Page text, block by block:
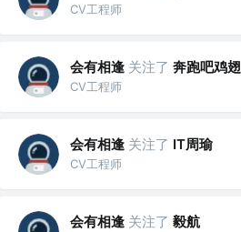
CV工程师
会有相逢 关注了 奔跑吧鸡翅
CV工程师
会有相逢 关注了 IT周瑜
CV工程师
会有相逢 关注了 毅航